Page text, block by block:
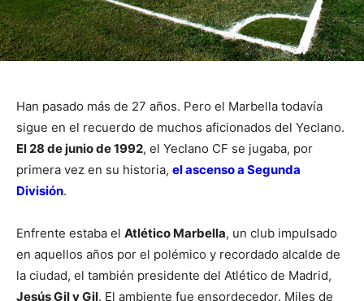
Han pasado más de 27 años. Pero el Marbella todavía
sigue en el recuerdo de muchos aficionados del Yeclano.
El 28 de junio de 1992, el Yeclano CF se jugaba, por
primera vez en su historia, el ascenso a Segunda
División.
Enfrente estaba el Atlético Marbella, un club impulsado
en aquellos años por el polémico y recordado alcalde de
la ciudad, el también presidente del Atlético de Madrid,
Jesús Gil y Gil. El ambiente fue ensordecedor. Miles de